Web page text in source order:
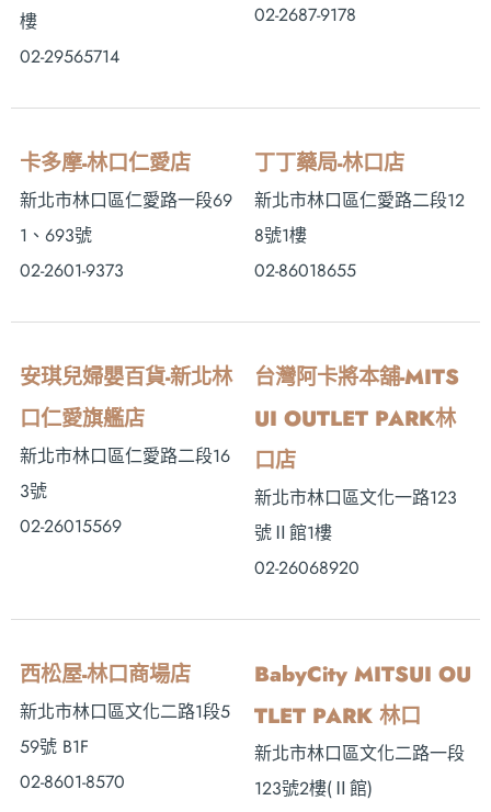
樓
02-29565714
02-2687-9178
卡多摩-林口仁愛店
新北市林口區仁愛路一段69
1、693號
02-2601-9373
丁丁藥局-林口店
新北市林口區仁愛路二段12
8號1樓
02-86018655
安琪兒婦嬰百貨-新北林
口仁愛旗艦店
新北市林口區仁愛路二段16
3號
02-26015569
台灣阿卡將本舖-MITS
UI OUTLET PARK林
口店
新北市林口區文化一路123
號Ⅱ館1樓
02-26068920
西松屋-林口商場店
新北市林口區文化二路1段5
59號 B1F
02-8601-8570
BabyCity MITSUI OU
TLET PARK 林口
新北市林口區文化二路一段
123號2樓(Ⅱ館)